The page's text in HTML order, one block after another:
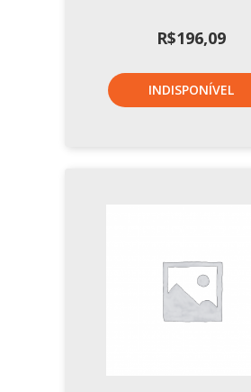
R$196,09
INDISPONÍVEL